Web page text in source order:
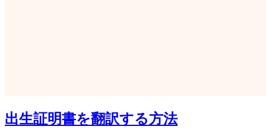
出生証明書を翻訳する方法